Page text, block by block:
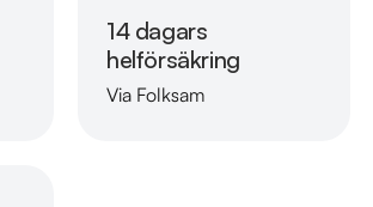
14 dagars
helförsäkring
Via Folksam